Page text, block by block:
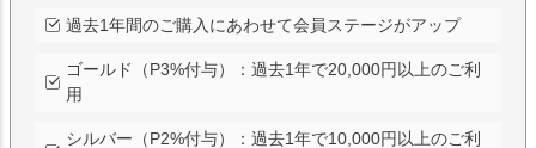
過去1年間のご購入にあわせて会員ステージがアップ
ゴールド（P3%付与）：過去1年で20,000円以上のご利
用
シルバー（P2%付与）：過去1年で10,000円以上のご利